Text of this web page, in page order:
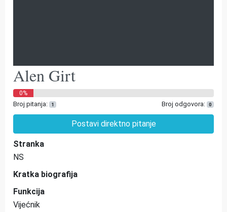
Alen Girt
0%
Broj pitanja: 1 Broj odgovora: 0
Postavi direktno pitanje
Stranka
NS
Kratka biografija
Funkcija
Vijećnik